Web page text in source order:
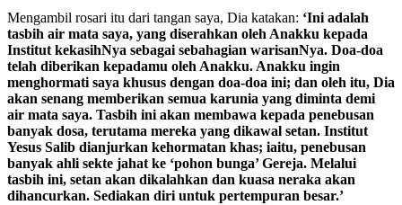
Mengambil rosari itu dari tangan saya, Dia katakan: ‘Ini adalah
tasbih air mata saya, yang diserahkan oleh Anakku kepada
Institut kekasihNya sebagai sebahagian warisanNya. Doa-doa
telah diberikan kepadamu oleh Anakku. Anakku ingin
menghormati saya khusus dengan doa-doa ini; dan oleh itu, Dia
akan senang memberikan semua karunia yang diminta demi
air mata saya. Tasbih ini akan membawa kepada penebusan
banyak dosa, terutama mereka yang dikawal setan. Institut
Yesus Salib dianjurkan kehormatan khas; iaitu, penebusan
banyak ahli sekte jahat ke ‘pohon bunga’ Gereja. Melalui
tasbih ini, setan akan dikalahkan dan kuasa neraka akan
dihancurkan. Sediakan diri untuk pertempuran besar.’